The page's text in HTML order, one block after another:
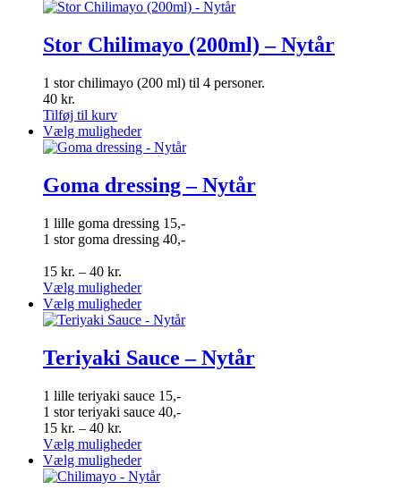
Stor Chilimayo (200ml) – Nytår
1 stor chilimayo (200 ml) til 4 personer.
40 kr.
Tilføj til kurv
Vælg mulighederDette
vare
flere
varianter.
kan
vælges
Goma dressing – Nytår
1 lille goma dressing 15,-
1 stor goma dressing 40,-
15 kr. – 40 kr.
15 kr.
til
40 kr.
Vælg mulighederDette
vare
har
Mulighederne
vælges
på
Vælg mulighederDette
vare
varianter.
kan
vælges
varesiden
Teriyaki Sauce – Nytår
1 lille teriyaki sauce 15,-
1 stor teriyaki sauce 40,-
15 kr. – 40 kr.
15 kr.
til
40 kr.
Vælg mulighederDette
vare
har
Vælg mulighederDette
vare